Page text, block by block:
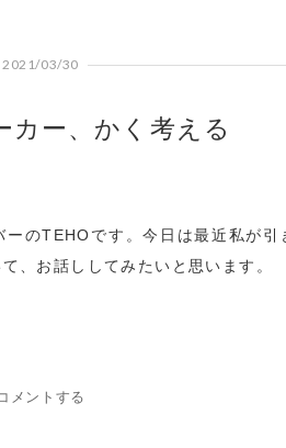
2021/03/30
カー、かく考える
ーのTEHOです。今日は最近私が引
、お話ししてみたいと思います。
メントする